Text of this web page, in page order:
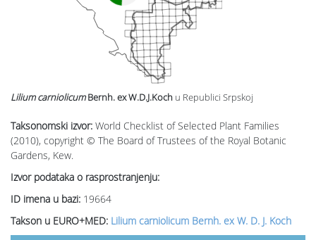
Taksonomski izvor: World Checklist of Selected Plant Families
(2010), copyright © The Board of Trustees of the Royal Botanic
Gardens, Kew.
Izvor podataka o rasprostranjenju:
ID imena u bazi: 19664
Takson u EURO+MED: Lilium carniolicum Bernh. ex W. D. J. Koch
Lilium carniolicumBernh. ex W.D.J.Koch u Republici Srpskoj